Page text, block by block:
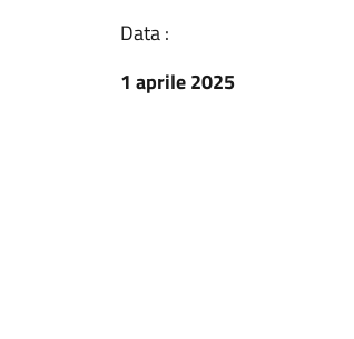
Data :
1 aprile 2025